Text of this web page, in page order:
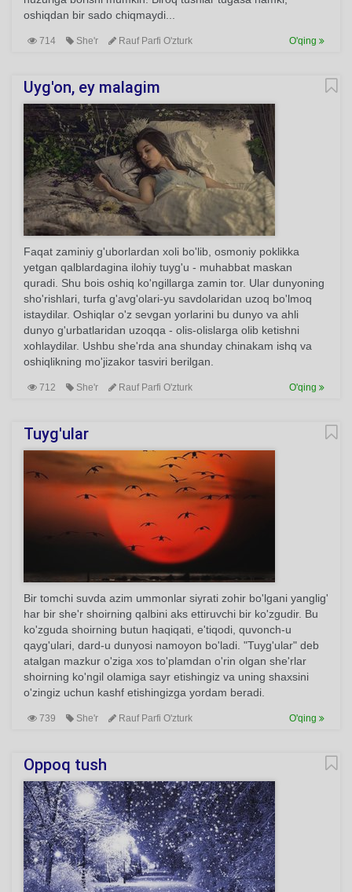
oshiqdan bir sado chiqmaydi...
714 She'r Rauf Parfi O'zturk O'qing
Uyg'on, ey malagim
Faqat zaminiy g'uborlardan xoli bo'lib, osmoniy poklikka
yetgan qalblardagina ilohiy tuyg'u - muhabbat maskan
quradi. Shu bois oshiq ko'ngillarga zamin tor. Ular dunyoning
sho'rishlari, turfa g'avg'olari-yu savdolaridan uzoq bo'lmoq
istaydilar. Oshiqlar o'z sevgan yorlarini bu dunyo va ahli
dunyo g'urbatlaridan uzoqqa - olis-olislarga olib ketishni
xohlaydilar. Ushbu she'rda ana shunday chinakam ishq va
oshiqlikning mo'jizakor tasviri berilgan.
712 She'r Rauf Parfi O'zturk O'qing
Tuyg'ular
Bir tomchi suvda azim ummonlar siyrati zohir bo'lgani yanglig'
har bir she'r shoirning qalbini aks ettiruvchi bir ko'zgudir. Bu
ko'zguda shoirning butun haqiqati, e'tiqodi, quvonch-u
qayg'ulari, dard-u dunyosi namoyon bo'ladi. "Tuyg'ular" deb
atalgan mazkur o'ziga xos to'plamdan o'rin olgan she'rlar
shoirning ko'ngil olamiga sayr etishingiz va uning shaxsini
o'zingiz uchun kashf etishingizga yordam beradi.
739 She'r Rauf Parfi O'zturk O'qing
Oppoq tush